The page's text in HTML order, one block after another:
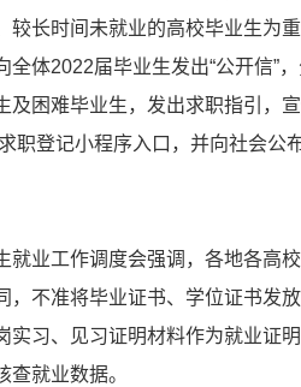
较长时间未就业的高校毕业生为
全体2022届毕业生发出“公开信”
及困难毕业生，发出求职指引，
职登记小程序入口，并向社会
就业工作调度会强调，各地各高
，不准将毕业证书、学位证书发
实习、见习证明材料作为就业证
就业数据。